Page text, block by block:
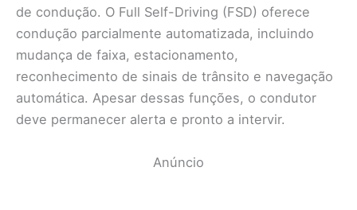
de condução. O Full Self-Driving (FSD) oferece
condução parcialmente automatizada, incluindo
mudança de faixa, estacionamento,
reconhecimento de sinais de trânsito e navegação
automática. Apesar dessas funções, o condutor
deve permanecer alerta e pronto a intervir.
Anúncio